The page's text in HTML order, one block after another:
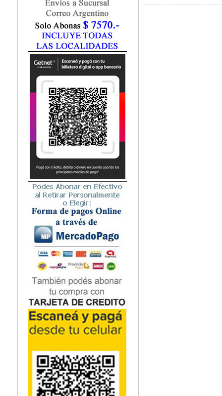
Geriatría
Ginecología / Obstetricia
Hematología
Histología
Homeopatía
Infectología
Inmunología
Instrumentación Quirurgica
Medicina del Deporte / Rehabilitación
Medicina Emergencias / Urgencias
Medicina Forense / Legal
Medicina General
Medicina Interna
Microbiología
Nefrología
Neonatología / Pediatría
Neumología
Neuroanatomía / Neurociencia
Neurocirugía
Neurología
Nutrición
Odontología
Oftalmología
Oncología / Cuidados Paliativos
Ortopedía / Traumatología
Osteopatía
Otorrinolaringología
Podología
Psicología
Psiquiatría
Química
probablemente